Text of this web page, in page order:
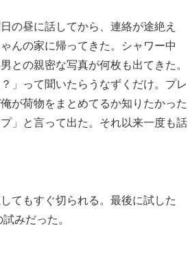
の昼に話してから、連絡が途絶え
んの家に帰ってきた。シャワー中
との親密な写真が何枚も出てきた。
」って聞いたらうなずくだけ。プレ
が荷物をまとめてるか知りたかった
」と言って出た。それ以来一度も話
てもすぐ切られる。最後に試した
みだった。